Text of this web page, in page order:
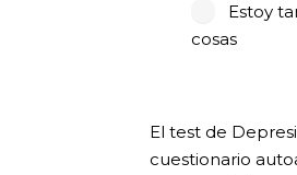
Estoy
cosas
El test de
cuestionario